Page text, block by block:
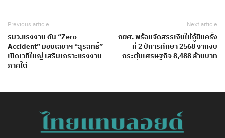
Previous article
รมว.แรงงาน ดัน “Zero
Accident” มอบเลขาฯ “สุรสิทธิ์”
เปิดเวทีใหญ่ เสริมเกราะแรงงาน
ภาคใต้
Next article
กยศ. พร้อมจัดสรรเงินให้กู้ยืมครั้ง
ที่ 2 ปีการศึกษา 2568​ จากงบ
กระตุ้นเศรษฐกิจ 8,488 ล้านบาท